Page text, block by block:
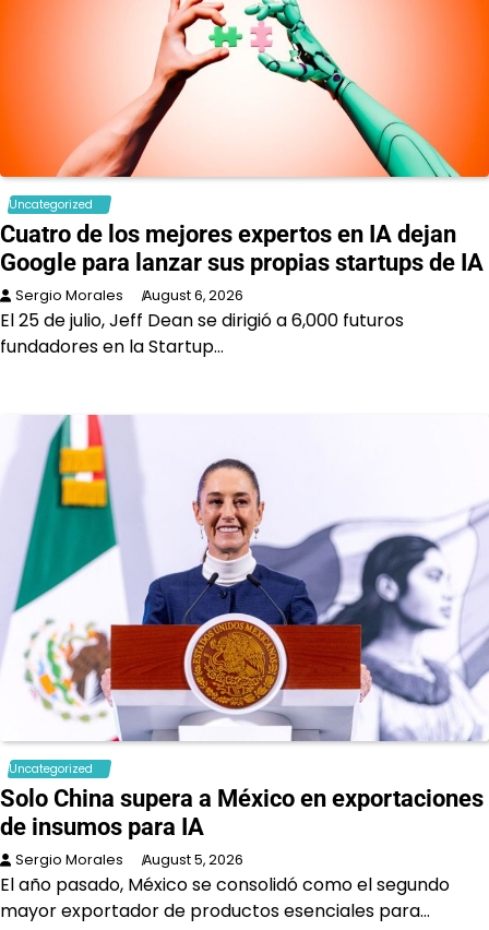
Uncategorized
Cuatro de los mejores expertos en IA dejan
Google para lanzar sus propias startups de IA
Sergio Morales August 6, 2026
El 25 de julio, Jeff Dean se dirigió a 6,000 futuros
fundadores en la Startup…
Uncategorized
Solo China supera a México en exportaciones
de insumos para IA
Sergio Morales August 5, 2026
El año pasado, México se consolidó como el segundo
mayor exportador de productos esenciales para…